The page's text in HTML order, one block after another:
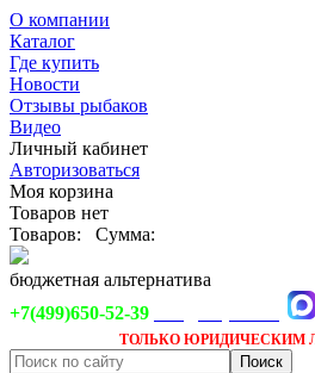
О компании
Каталог
Где купить
Новости
Отзывы рыбаков
Видео
Личный кабинет
Авторизоваться
Моя корзина
Товаров нет
Товаров:
Сумма:
бюджетная альтернатива
+7(499)650-52-39
ТОЛЬКО ЮРИДИЧЕСКИМ